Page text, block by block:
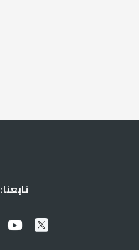
تابعنا: